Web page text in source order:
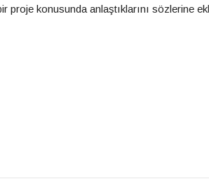
proje konusunda anlaştıklarını sözlerine